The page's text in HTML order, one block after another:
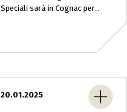
Speciali sarà in Cognac per...
20.01.2025